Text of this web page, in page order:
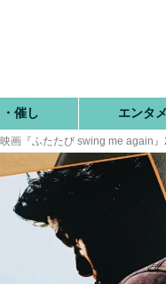
催し エンタ
画『ふたたび swing me again